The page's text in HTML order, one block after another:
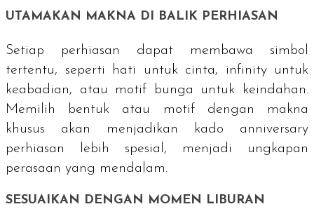
UTAMAKAN MAKNA DI BALIK PERHIASAN
Setiap perhiasan dapat membawa simbol
tertentu, seperti hati untuk cinta, infinity untuk
keabadian, atau motif bunga untuk keindahan.
Memilih bentuk atau motif dengan makna
khusus akan menjadikan kado anniversary
perhiasan lebih spesial, menjadi ungkapan
perasaan yang mendalam.
SESUAIKAN DENGAN MOMEN LIBURAN